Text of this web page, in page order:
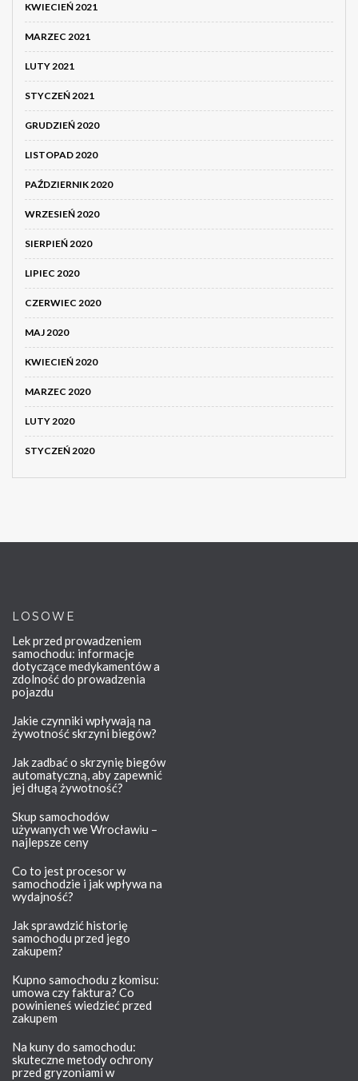
KWIECIEŃ 2021
MARZEC 2021
LUTY 2021
STYCZEŃ 2021
GRUDZIEŃ 2020
LISTOPAD 2020
PAŹDZIERNIK 2020
WRZESIEŃ 2020
SIERPIEŃ 2020
LIPIEC 2020
CZERWIEC 2020
MAJ 2020
KWIECIEŃ 2020
MARZEC 2020
LUTY 2020
STYCZEŃ 2020
LOSOWE
Lek przed prowadzeniem
samochodu: informacje
dotyczące medykamentów a
zdolność do prowadzenia
pojazdu
Jakie czynniki wpływają na
żywotność skrzyni biegów?
Jak zadbać o skrzynię biegów
automatyczną, aby zapewnić
jej długą żywotność?
Skup samochodów
używanych we Wrocławiu –
najlepsze ceny
Co to jest procesor w
samochodzie i jak wpływa na
wydajność?
Jak sprawdzić historię
samochodu przed jego
zakupem?
Kupno samochodu z komisu:
umowa czy faktura? Co
powinieneś wiedzieć przed
zakupem
Na kuny do samochodu:
skuteczne metody ochrony
przed gryzoniami w